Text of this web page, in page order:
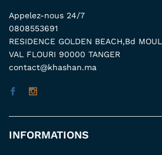
Appelez-nous 24/7
0808553691
RESIDENCE GOLDEN BEACH,Bd
VAL FLOURI 90000 TANGER
contact@khashan.ma
INFORMATIONS